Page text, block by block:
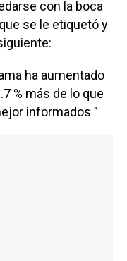
con la boca
se le etiquetó y
ha aumentado
% más de lo que
informados ”